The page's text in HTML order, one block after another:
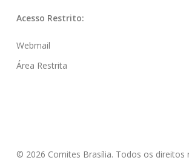
Acesso Restrito:
Webmail
Área Restrita
© 2026 Comites Brasília. Todos os direitos